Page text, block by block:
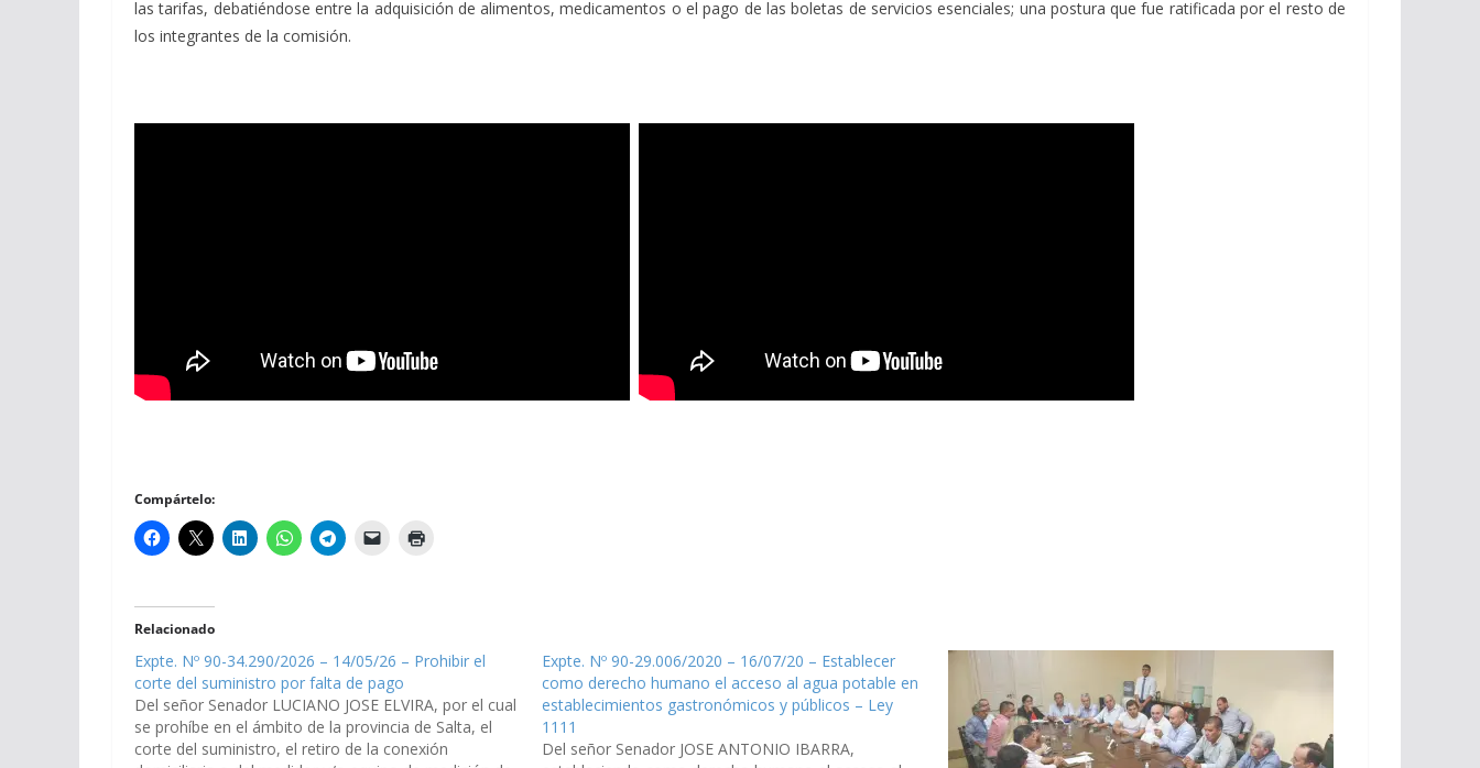
las tarifas, debatiéndose entre la adquisición de alimentos, medicamentos o el pago de las boletas de servicios esenciales; una postura que fue ratificada por el resto de
los integrantes de la comisión.
Compártelo:
Relacionado
Expte. Nº 90-34.290/2026 – 14/05/26 – Prohibir el
corte del suministro por falta de pago
Del señor Senador LUCIANO JOSE ELVIRA, por el cual
se prohíbe en el ámbito de la provincia de Salta, el
corte del suministro, el retiro de la conexión
Expte. Nº 90-29.006/2020 – 16/07/20 – Establecer
como derecho humano el acceso al agua potable en
establecimientos gastronómicos y públicos – Ley
1111
Del señor Senador JOSE ANTONIO IBARRA,